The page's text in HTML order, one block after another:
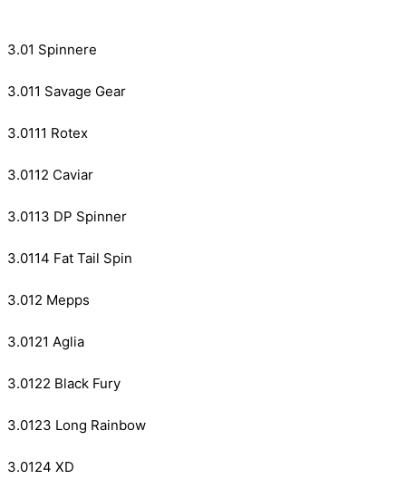
3.01 Spinnere
3.011 Savage Gear
3.0111 Rotex
3.0112 Caviar
3.0113 DP Spinner
3.0114 Fat Tail Spin
3.012 Mepps
3.0121 Aglia
3.0122 Black Fury
3.0123 Long Rainbow
3.0124 XD